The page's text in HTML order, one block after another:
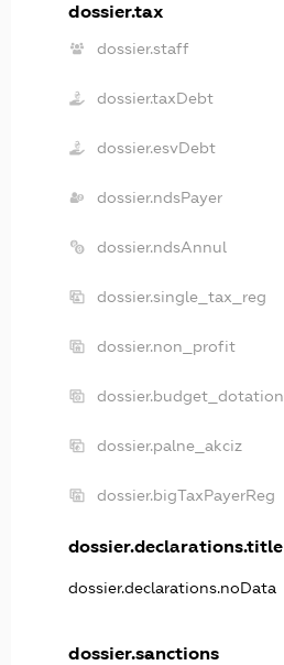
dossier.tax
dossier.staff
dossier.taxDebt
dossier.esvDebt
dossier.ndsPayer
dossier.ndsAnnul
dossier.single_tax_reg
dossier.non_profit
dossier.budget_dotation
dossier.palne_akciz
dossier.bigTaxPayerReg
dossier.declarations.title
dossier.declarations.noData
dossier.sanctions